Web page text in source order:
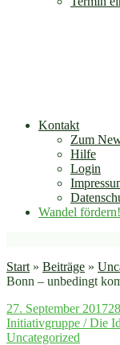
Kontakt
Zum
Hilfe
Login
Wandel fördern!
Start » Beiträge »
Bonn – unbedingt
Veröffentlicht
am
27. September 2017
Initiativgruppe / Die
Uncategorized